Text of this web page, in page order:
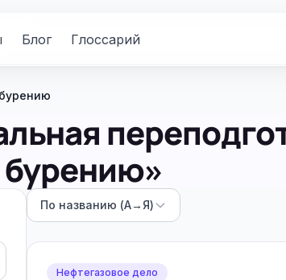
Блог Глоссарий
По названию (А→Я)
Нефтегазовое дело